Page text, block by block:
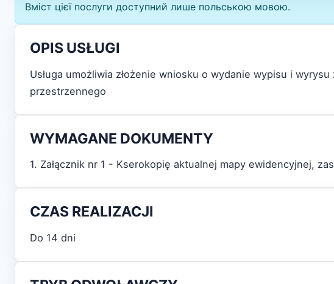
Вміст цієї послуги доступний лише польською мовою.
OPIS USŁUGI
Usługa umożliwia złożenie wniosku o wydanie wypisu i
przestrzennego
WYMAGANE DOKUMENTY
1. Załącznik nr 1 - Kserokopię aktualnej mapy ewidencyjnej,
CZAS REALIZACJI
Do 14 dni